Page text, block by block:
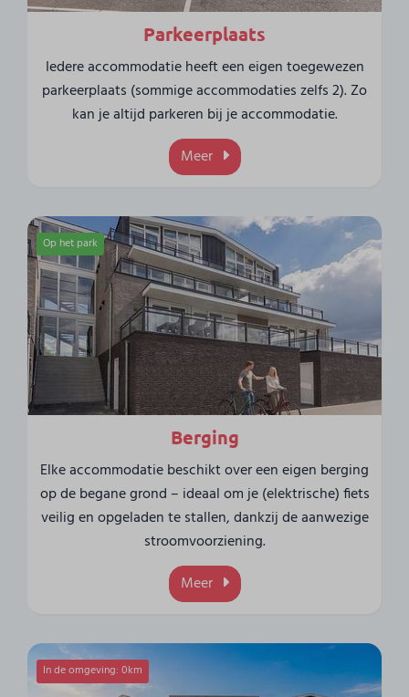
Parkeerplaats
Iedere accommodatie heeft een eigen toegewezen
parkeerplaats (sommige accommodaties zelfs 2). Zo
kan je altijd parkeren bij je accommodatie.
Meer
Op het park
Berging
Elke accommodatie beschikt over een eigen berging
op de begane grond – ideaal om je (elektrische) fiets
veilig en opgeladen te stallen, dankzij de aanwezige
stroomvoorziening.
Meer
In de omgeving: 0km